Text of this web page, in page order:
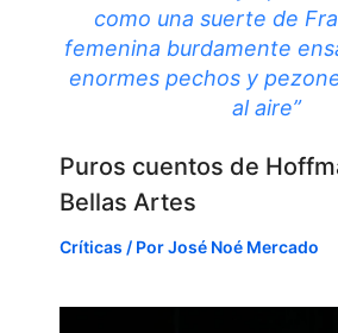
como una suerte de
femenina burdamente
enormes pechos y
al aire”
Puros cuentos de
Bellas Artes
Críticas / PorJosé Noé Mercado